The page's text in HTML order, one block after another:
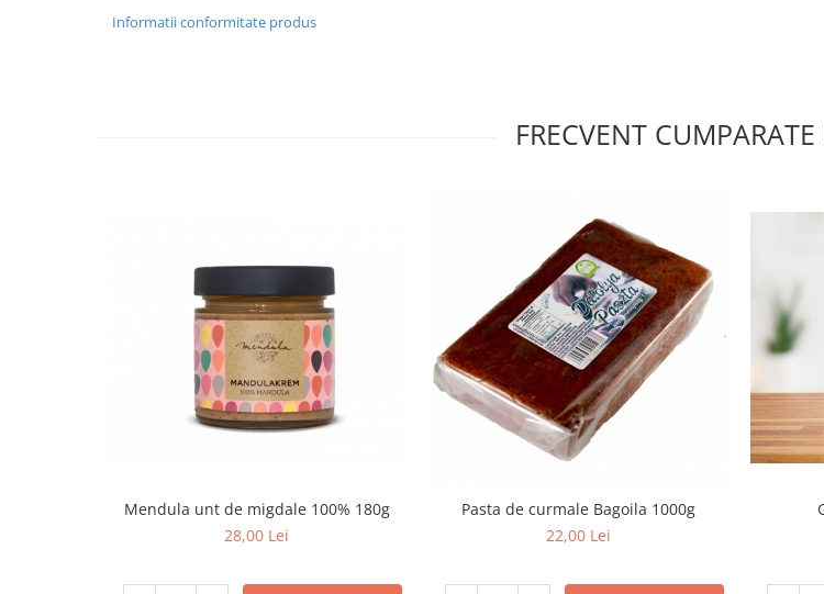
Informatii conformitate produs
FRECVENT
Mendula unt de migdale 100% 180g
28,00 Lei
Pasta de curmale Bagoila 1000g
22,00 Lei